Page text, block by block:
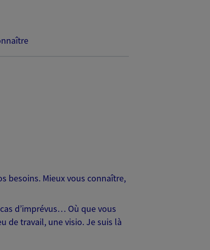
besoins. Mieux vous connaître,
d’imprévus… Où que vous
de travail, une visio. Je suis là